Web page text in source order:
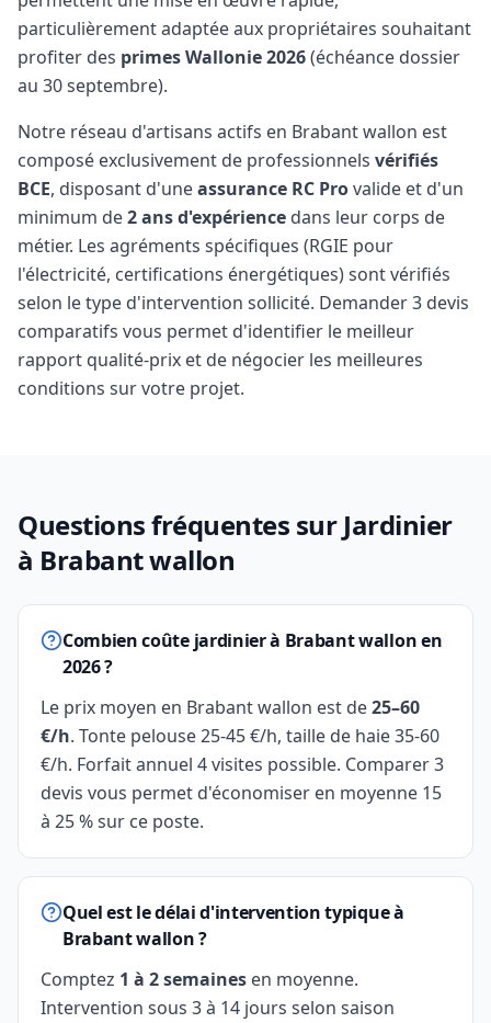
particulièrement adaptée aux propriétaires souhaitant
profiter des primes Wallonie 2026(échéance dossier
au 30 septembre).
Notre réseau d'artisans actifs en Brabant wallon est
composé exclusivement de professionnels vérifiés
BCE, disposant d'uneassurance RC Provalide et d'un
minimum de2 ans d'expérience dans leur corps de
métier. Les agréments spécifiques (RGIE pour
l'électricité, certifications énergétiques) sont vérifiés
selon le type d'intervention sollicité. Demander 3 devis
comparatifs vous permet d'identifier le meilleur
rapport qualité-prix et de négocier les meilleures
conditions sur votre projet.
Questions fréquentes sur Jardinier
à Brabant wallon
Combien coûte jardinier à Brabant wallon en
2026 ?
Le prix moyen en Brabant wallon est de25–60
€/h. Tonte pelouse 25-45 €/h, taille de haie 35-60
€/h. Forfait annuel 4 visites possible. Comparer 3
devis vous permet d'économiser en moyenne 15
à 25 % sur ce poste.
Quel est le délai d'intervention typique à
Brabant wallon ?
Comptez 1 à 2 semaines en moyenne.
Intervention sous 3 à 14 jours selon saison